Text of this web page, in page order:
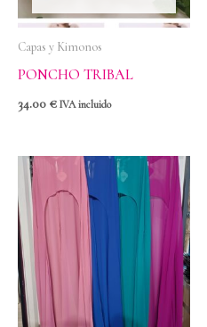
Capas y Kimonos
PONCHO TRIBAL
34.00 € IVA incluido